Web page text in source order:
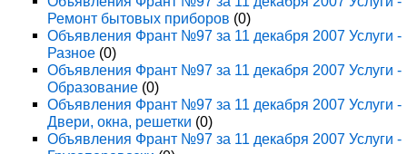
Ремонт бытовых приборов (0)
Объявления Франт №97 за 11 декабря 2007 Услуги -
Разное (0)
Объявления Франт №97 за 11 декабря 2007 Услуги -
Образование (0)
Объявления Франт №97 за 11 декабря 2007 Услуги -
Двери, окна, решетки (0)
Объявления Франт №97 за 11 декабря 2007 Услуги -